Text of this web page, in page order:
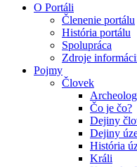
O Portáli
Členenie portálu
História portálu
Spolupráca
Zdroje
Pojmy
Človek
Čo je čo?
Dejiny
Dejiny
História
Králi